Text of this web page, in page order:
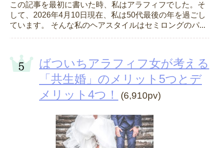
この記事を最初に書いた時、私はアラフィフでした。そ
して、2026年4月10日現在、私は50代最後の年を過ごし
ています。 そんな私のヘアスタイルはセミロングのパ...
ばついちアラフィフ女が考える
「共生婚」のメリット5つとデ
メリット4つ！
(6,910pv)